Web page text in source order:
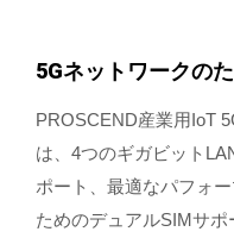
5Gネットワークの
PROSCEND産業用IoT
は、4つのギガビット
ポート、最適なパフォ
ためのデュアルSIMサポ